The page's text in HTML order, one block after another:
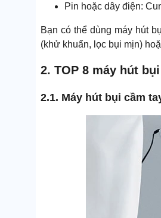
Pin hoặc dây điện:
Bạn có thể dùng máy hút
(khử khuẩn, lọc bụi mịn)
2. TOP 8 máy hút
2.1. Máy hút bụi cầm